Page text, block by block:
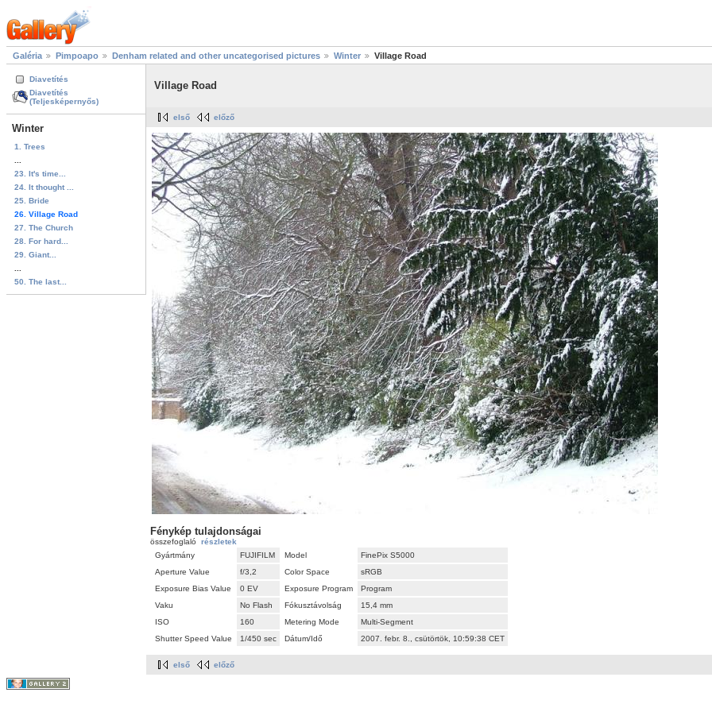
Galéria Pimpoapo Denham related and other uncategorised pictures Winter Village Road
Diavetítés
Diavetítés
(Teljesképernyős)
Winter
1. Trees
23. It's time...
24. It thought ...
25. Bride
26. Village Road
27. The Church
28. For hard...
29. Giant...
50. The last...
Village Road
első előző
Fénykép tulajdonságai
összefoglaló részletek
Gyártmány
FUJIFILM Model
FinePix S5000
Aperture Value
f/3,2 Color Space
sRGB
Exposure Bias Value
0 EV Exposure Program
Program
Vaku
No Flash Fókusztávolság
15,4 mm
ISO
160 Metering Mode
Multi-Segment
Shutter Speed Value
1/450 sec Dátum/Idő 2007. febr. 8., csütörtök, 10:59:38 CET
első előző